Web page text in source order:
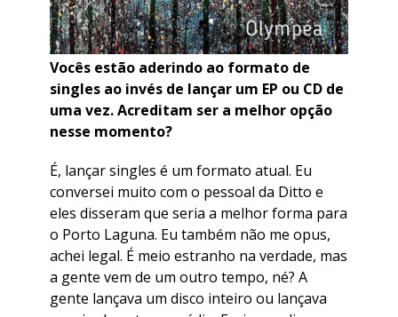
Vocês estão aderindo ao formato de
singles ao invés de lançar um EP ou CD de
uma vez. Acreditam ser a melhor opção
nesse momento?
É, lançar singles é um formato atual. Eu
conversei muito com o pessoal da Ditto e
eles disseram que seria a melhor forma para
o Porto Laguna. Eu também não me opus,
achei legal. É meio estranho na verdade, mas
a gente vem de um outro tempo, né? A
gente lançava um disco inteiro ou lançava